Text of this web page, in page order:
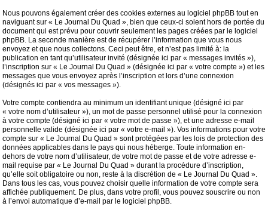
Nous pouvons également créer des cookies externes au logiciel phpBB tout en
naviguant sur « Le Journal Du Quad », bien que ceux-ci soient hors de portée du
document qui est prévu pour couvrir seulement les pages créées par le logiciel
phpBB. La seconde manière est de récupérer l’information que vous nous
envoyez et que nous collectons. Ceci peut être, et n’est pas limité à: la
publication en tant qu’utilisateur invité (désignée ici par « messages invités »),
l’inscription sur « Le Journal Du Quad » (désignée ici par « votre compte ») et les
messages que vous envoyez après l’inscription et lors d’une connexion
(désignés ici par « vos messages »).
Votre compte contiendra au minimum un identifiant unique (désigné ici par
« votre nom d’utilisateur »), un mot de passe personnel utilisé pour la connexion
à votre compte (désigné ici par « votre mot de passe »), et une adresse e-mail
personnelle valide (désignée ici par « votre e-mail »). Vos informations pour votre
compte sur « Le Journal Du Quad » sont protégées par les lois de protection des
données applicables dans le pays qui nous héberge. Toute information en-
dehors de votre nom d’utilisateur, de votre mot de passe et de votre adresse e-
mail requise par « Le Journal Du Quad » durant la procédure d’inscription,
qu’elle soit obligatoire ou non, reste à la discrétion de « Le Journal Du Quad ».
Dans tous les cas, vous pouvez choisir quelle information de votre compte sera
affichée publiquement. De plus, dans votre profil, vous pouvez souscrire ou non
à l’envoi automatique d’e-mail par le logiciel phpBB.